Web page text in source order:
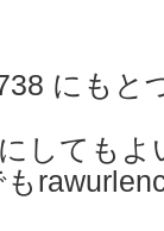
にもと
してもよ